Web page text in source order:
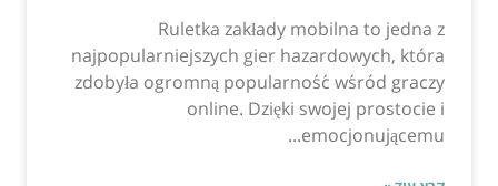
Ruletka zakłady mobilna to jedna z
najpopularniejszych gier hazardowych, która
zdobyła ogromną popularność wśród graczy
online. Dzięki swojej prostocie i
emocjonującemu...